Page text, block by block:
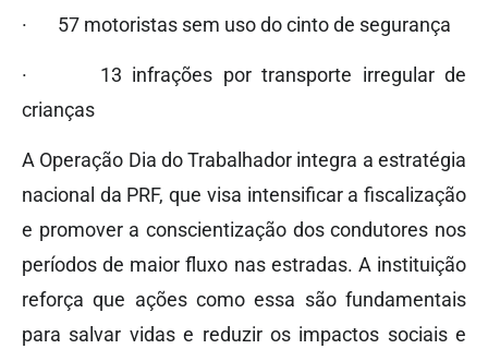
· 57 motoristas sem uso do cinto de segurança
· 13 infrações por transporte irregular de
crianças
A Operação Dia do Trabalhador integra a estratégia
nacional da PRF, que visa intensificar a fiscalização
e promover a conscientização dos condutores nos
períodos de maior fluxo nas estradas. A instituição
reforça que ações como essa são fundamentais
para salvar vidas e reduzir os impactos sociais e